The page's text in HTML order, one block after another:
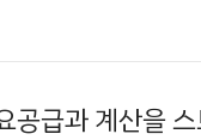
급과 계산을